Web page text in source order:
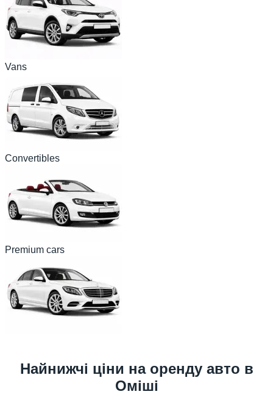
Vans
Convertibles
Premium cars
Найнижчі ціни на оренду авто в
Оміші